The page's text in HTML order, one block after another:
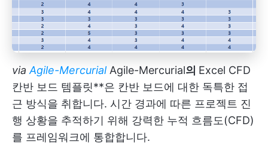
via Agile-MercurialAgile-Mercurial의 Excel CFD
칸반 보드 템플릿**은 칸반 보드에 대한 독특한 접
근 방식을 취합니다. 시간 경과에 따른 프로젝트 진
행 상황을 추적하기 위해 강력한 누적 흐름도(CFD)
를 프레임워크에 통합합니다.